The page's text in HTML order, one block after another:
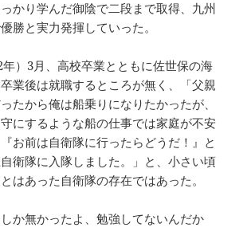
かり学んだ御陰で二段まで取得、九州
勝と実力発揮していった。
年）3月、高校卒業とともに佐世保の海
業後は就職するところが無く、「父親
たから俺は船乗りになりたかったが、
にするような船の仕事では家庭が不安
お前は自衛隊に行ったらどうだ！』と
衛隊に入隊しました。」と、小さい頃
はあった自衛隊の存在ではあった。
しか無かったよ、勉強してないんだか